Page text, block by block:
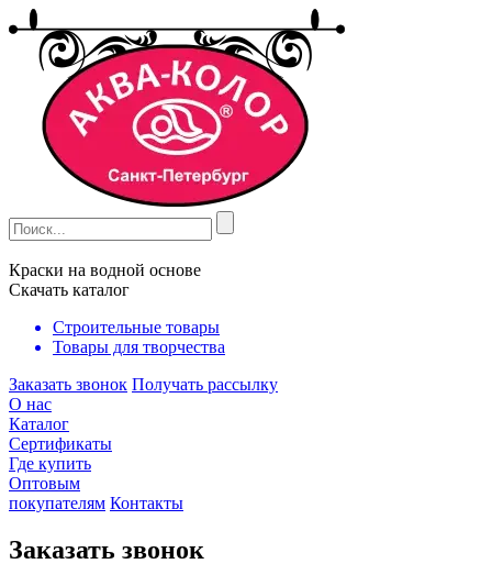
Краски на водной основе
Скачать каталог
Строительные товары
Товары для творчества
Заказать звонок Получать рассылку
О нас
Каталог
Сертификаты
Где купить
Оптовым
покупателям Контакты
Заказать звонок